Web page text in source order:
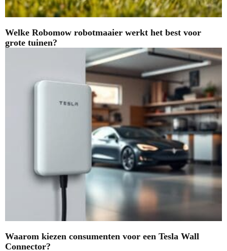
Welke Robomow robotmaaier werkt het best voor
grote tuinen?
Waarom kiezen consumenten voor een Tesla Wall
Connector?